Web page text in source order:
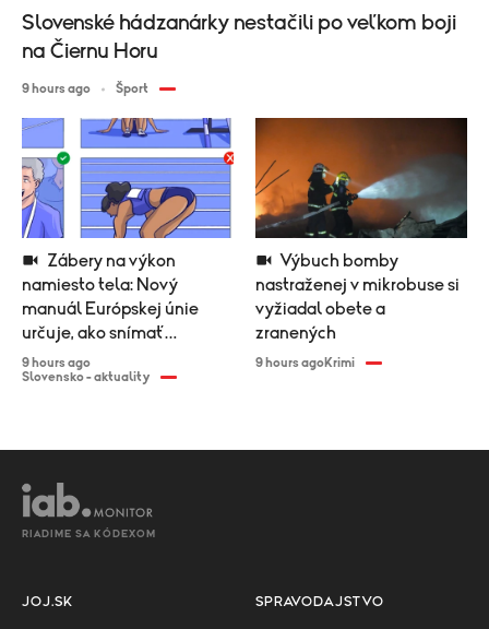
namiesto tela: Nový
manuál Európskej únie
určuje, ako snímať
športovkyne
9 hours ago
Slovensko - aktuality
nastraženej v mikrobuse si
vyžiadal obete a
zranených
9 hours agoKrimi
Slovenské hádzanárky nestačili po veľkom boji
na Čiernu Horu
9 hours ago Šport
RIADIME SA KÓDEXOM
JOJ.SK SPRAVODAJSTVO